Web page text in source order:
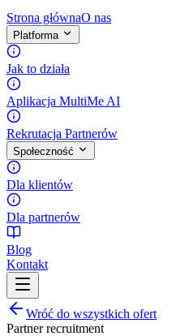
Strona głównaO nas
Platforma
Jak to działa
Aplikacja MultiMe AI
Rekrutacja Partnerów
Społeczność
Dla klientów
Dla partnerów
Blog
Kontakt
Wróć do wszystkich ofert
Partner recruitment